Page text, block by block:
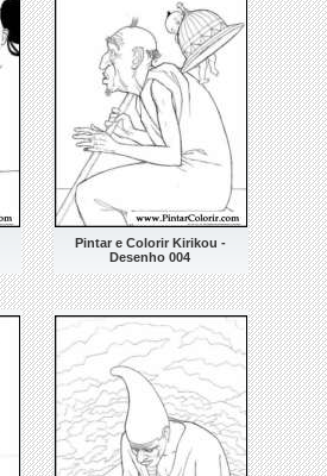
Pintar e Colorir Kirikou -
Desenho 004